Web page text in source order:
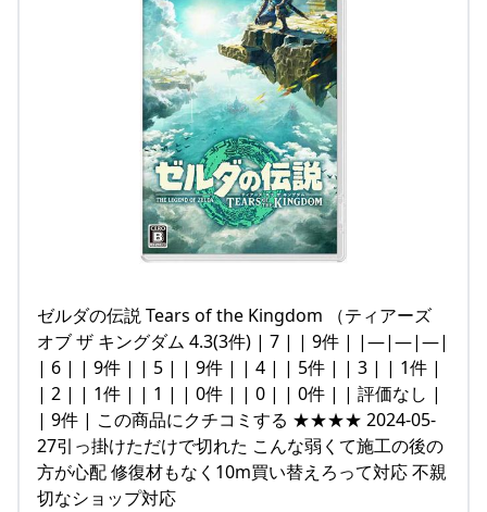
ゼルダの伝説 Tears of the Kingdom （ティアーズ
オブ ザ キングダム 4.3(3件) | 7 | | 9件 | |—|—|—|
| 6 | | 9件 | | 5 | | 9件 | | 4 | | 5件 | | 3 | | 1件 |
| 2 | | 1件 | | 1 | | 0件 | | 0 | | 0件 | | 評価なし |
| 9件 | この商品にクチコミする ★★★★ 2024-05-
27引っ掛けただけで切れた こんな弱くて施工の後の
方が心配 修復材もなく10m買い替えろって対応 不親
切なショップ対応